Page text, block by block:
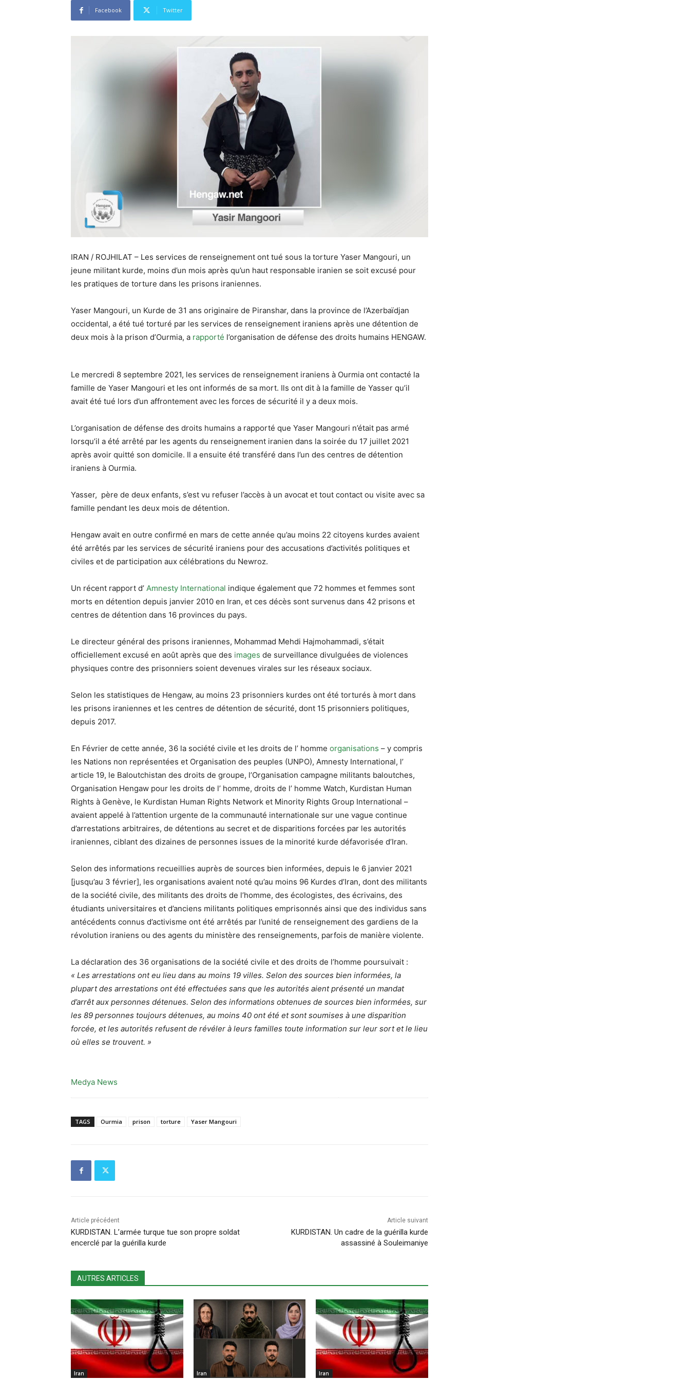
Facebook Twitter
IRAN / ROJHILAT – Les services de renseignement ont tué sous la torture Yaser Mangouri, un
jeune militant kurde, moins d’un mois après qu’un haut responsable iranien se soit excusé pour
les pratiques de torture dans les prisons iraniennes.
Yaser Mangouri, un Kurde de 31 ans originaire de Piranshar, dans la province de l’Azerbaïdjan
occidental, a été tué torturé par les services de renseignement iraniens après une détention de
deux mois à la prison d’Ourmia, a rapporté l’organisation de défense des droits humains HENGAW.
Le mercredi 8 septembre 2021, les services de renseignement iraniens à Ourmia ont contacté la
famille de Yaser Mangouri et les ont informés de sa mort. Ils ont dit à la famille de Yasser qu’il
avait été tué lors d’un affrontement avec les forces de sécurité il y a deux mois.
L’organisation de défense des droits humains a rapporté que Yaser Mangouri n’était pas armé
lorsqu’il a été arrêté par les agents du renseignement iranien dans la soirée du 17 juillet 2021
après avoir quitté son domicile. Il a ensuite été transféré dans l’un des centres de détention
iraniens à Ourmia.
Yasser, père de deux enfants, s’est vu refuser l’accès à un avocat et tout contact ou visite avec sa
famille pendant les deux mois de détention.
Hengaw avait en outre confirmé en mars de cette année qu’au moins 22 citoyens kurdes avaient
été arrêtés par les services de sécurité iraniens pour des accusations d’activités politiques et
civiles et de participation aux célébrations du Newroz.
Un récent rapport d’ Amnesty International indique également que 72 hommes et femmes sont
morts en détention depuis janvier 2010 en Iran, et ces décès sont survenus dans 42 prisons et
centres de détention dans 16 provinces du pays.
Le directeur général des prisons iraniennes, Mohammad Mehdi Hajmohammadi, s’était
officiellement excusé en août après que des images de surveillance divulguées de violences
physiques contre des prisonniers soient devenues virales sur les réseaux sociaux.
Selon les statistiques de Hengaw, au moins 23 prisonniers kurdes ont été torturés à mort dans
les prisons iraniennes et les centres de détention de sécurité, dont 15 prisonniers politiques,
depuis 2017.
En Février de cette année, 36 la société civile et les droits de l’ homme organisations – y compris
les Nations non représentées et Organisation des peuples (UNPO), Amnesty International, l’
article 19, le Baloutchistan des droits de groupe, l’Organisation campagne militants baloutches,
Organisation Hengaw pour les droits de l’ homme, droits de l’ homme Watch, Kurdistan Human
Rights à Genève, le Kurdistan Human Rights Network et Minority Rights Group International –
avaient appelé à l’attention urgente de la communauté internationale sur une vague continue
d’arrestations arbitraires, de détentions au secret et de disparitions forcées par les autorités
iraniennes, ciblant des dizaines de personnes issues de la minorité kurde défavorisée d’Iran.
Selon des informations recueillies auprès de sources bien informées, depuis le 6 janvier 2021
[jusqu’au 3 février], les organisations avaient noté qu’au moins 96 Kurdes d’Iran, dont des militants
de la société civile, des militants des droits de l’homme, des écologistes, des écrivains, des
étudiants universitaires et d’anciens militants politiques emprisonnés ainsi que des individus sans
antécédents connus d’activisme ont été arrêtés par l’unité de renseignement des gardiens de la
révolution iraniens ou des agents du ministère des renseignements, parfois de manière violente.
La déclaration des 36 organisations de la société civile et des droits de l’homme poursuivait :
« Les arrestations ont eu lieu dans au moins 19 villes. Selon des sources bien informées, la
plupart des arrestations ont été effectuées sans que les autorités aient présenté un mandat
d’arrêt aux personnes détenues. Selon des informations obtenues de sources bien informées, sur
les 89 personnes toujours détenues, au moins 40 ont été et sont soumises à une disparition
forcée, et les autorités refusent de révéler à leurs familles toute information sur leur sort et le lieu
où elles se trouvent. »
Medya News
TAGS Ourmia prison torture Yaser Mangouri
Article précédent
KURDISTAN. L’armée turque tue son propre soldat
encerclé par la guérilla kurde
Article suivant
KURDISTAN. Un cadre de la guérilla kurde
assassiné à Souleimaniye
AUTRES ARTICLES
Iran Iran Iran